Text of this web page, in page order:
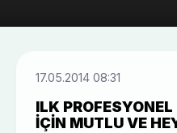
17.05.2014 08:31
ILK
IÇIN MUTLU VE